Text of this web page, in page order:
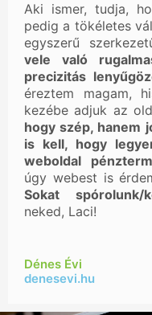
Aki ismer, tudja,
pedig a tökéletes
egyszerű
vele való
precizitás
éreztem magam,
kezébe adjuk az
hogy szép, hanem
is kell, hogy
weboldal
úgy webest is
Sokat spórolunk/
neked, Laci!
Dénes Évi
denesevi.hu